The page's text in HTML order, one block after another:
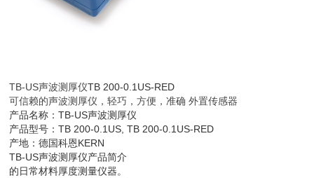
TB-US声波测厚仪TB 200-0.1US-RED
可信赖的声波测厚仪，轻巧，方便，准确 外置传感器
产品名称：TB-US声波测厚仪
产品型号：TB 200-0.1US, TB 200-0.1US-RED
产地：德国科恩KERN
TB-US声波测厚仪产品简介
的日常材料厚度测量仪器。